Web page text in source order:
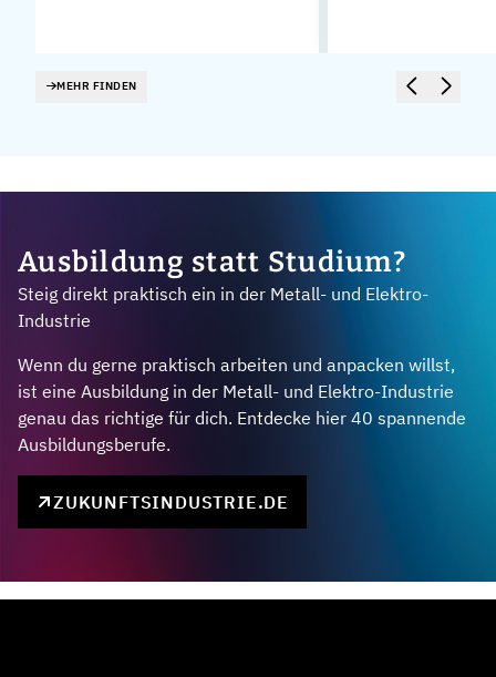
MEHR FINDEN
Ausbildung statt Studium?
Steig direkt praktisch ein in der Metall- und Elektro-
Industrie
Wenn du gerne praktisch arbeiten und anpacken willst,
ist eine Ausbildung in der Metall- und Elektro-Industrie
genau das richtige für dich. Entdecke hier 40 spannende
Ausbildungsberufe.
ZUKUNFTSINDUSTRIE.DE